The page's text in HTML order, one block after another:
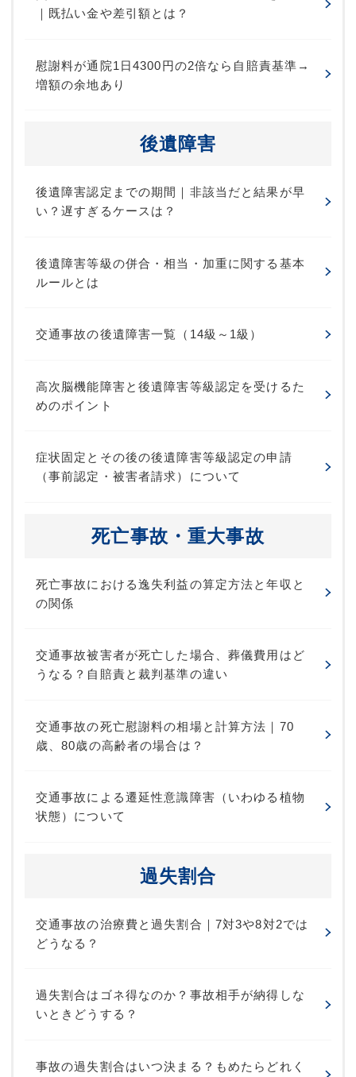
｜既払い金や差引額とは？
慰謝料が通院1日4300円の2倍なら自賠責基準→
増額の余地あり
後遺障害
後遺障害認定までの期間｜非該当だと結果が早
い？遅すぎるケースは？
後遺障害等級の併合・相当・加重に関する基本
ルールとは
交通事故の後遺障害一覧（14級～1級）
高次脳機能障害と後遺障害等級認定を受けるた
めのポイント
症状固定とその後の後遺障害等級認定の申請
（事前認定・被害者請求）について
死亡事故・重大事故
死亡事故における逸失利益の算定方法と年収と
の関係
交通事故被害者が死亡した場合、葬儀費用はど
うなる？自賠責と裁判基準の違い
交通事故の死亡慰謝料の相場と計算方法｜70
歳、80歳の高齢者の場合は？
交通事故による遷延性意識障害（いわゆる植物
状態）について
過失割合
交通事故の治療費と過失割合｜7対3や8対2では
どうなる？
過失割合はゴネ得なのか？事故相手が納得しな
いときどうする？
事故の過失割合はいつ決まる？もめたらどれく